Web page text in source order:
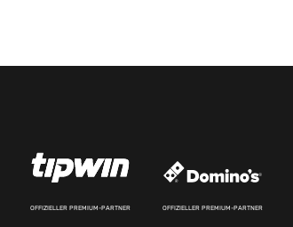
OFFIZIELLER PREMIUM-PARTNER OFFIZIELLER PREMIUM-PARTNER